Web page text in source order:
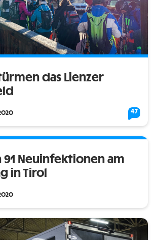
das Lienzer
47
91 Neuinfektionen am
in Tirol